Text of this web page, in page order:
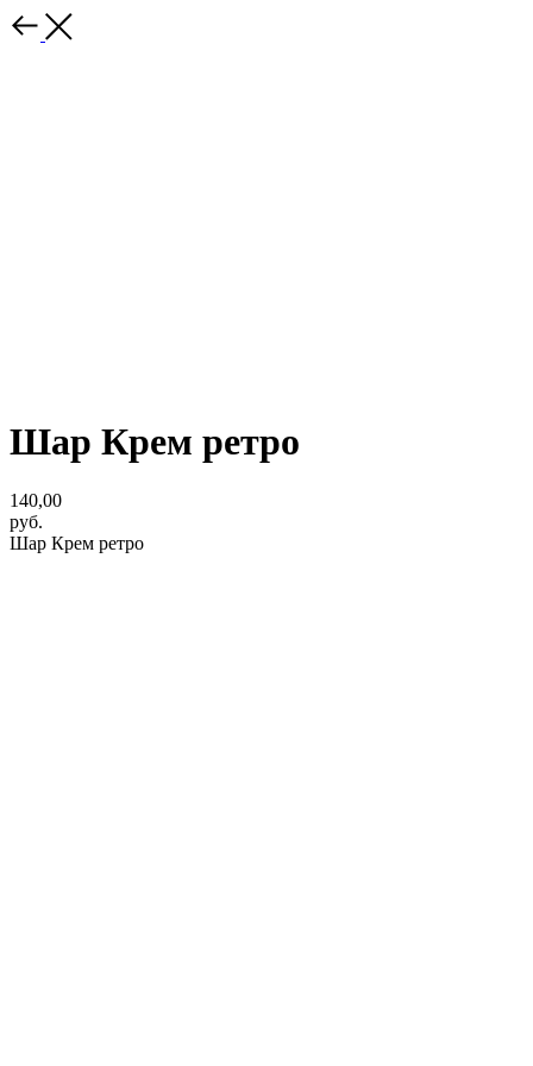
Шар Крем ретро
140,00
руб.
Шар Крем ретро